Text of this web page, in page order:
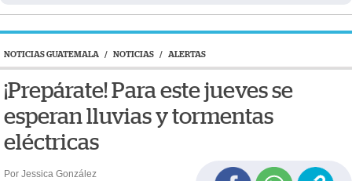
NOTICIAS GUATEMALA / NOTICIAS / ALERTAS
¡Prepárate! Para este jueves se
esperan lluvias y tormentas
eléctricas
Por Jessica González